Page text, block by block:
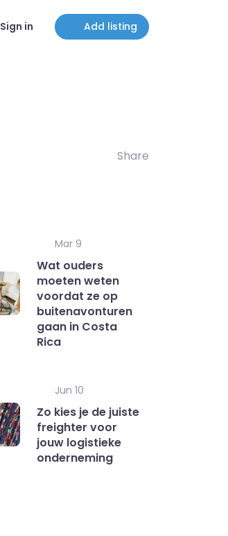
Sign in Add listing
Share
Mar 9
Wat ouders
moeten weten
voordat ze op
buitenavonturen
gaan in Costa
Rica
Jun 10
Zo kies je de juiste
freighter voor
jouw logistieke
onderneming